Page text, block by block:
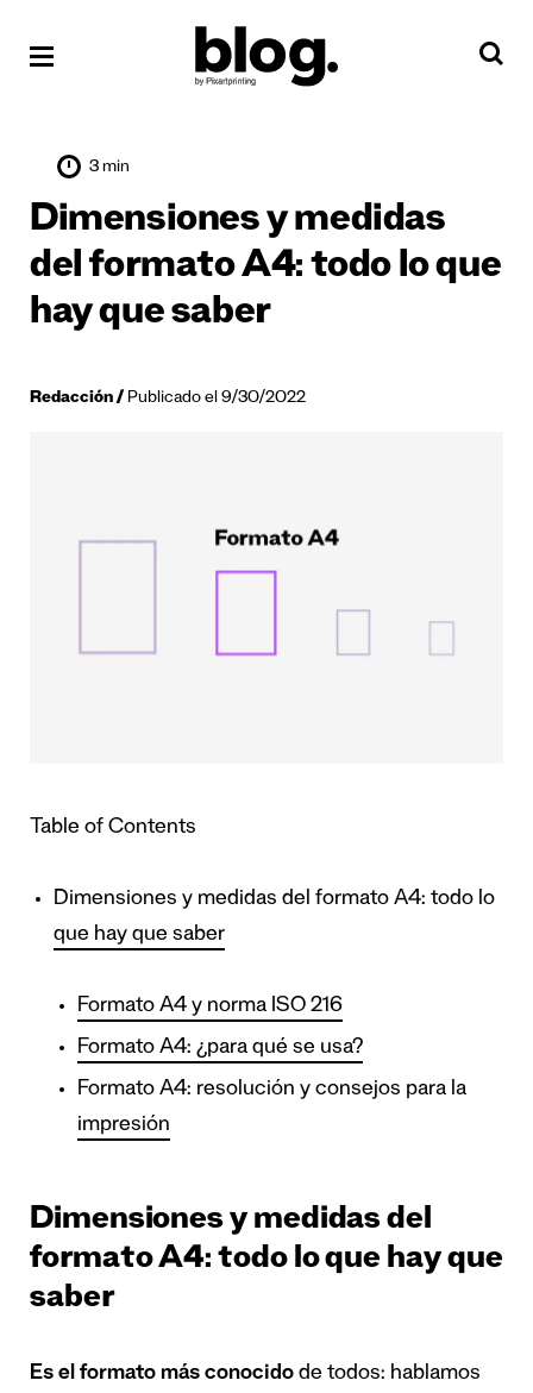
3 min
Dimensiones y medidas
del formato A4: todo lo que
hay que saber
Redacción Publicado el 9/30/2022
Table of Contents
Dimensiones y medidas del formato A4: todo lo
que hay que saber
Formato A4 y norma ISO 216
Formato A4: ¿para qué se usa?
Formato A4: resolución y consejos para la
impresión
Dimensiones y medidas del
formato A4: todo lo que hay que
saber
Es el formato más conocido de todos: hablamos